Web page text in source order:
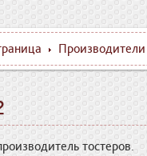
Производители
тостеров.